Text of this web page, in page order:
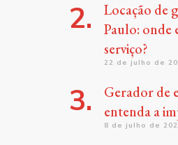
Locação de
Paulo:
serviço?
22 de julho de
Gerador de
entenda a
8 de julho de